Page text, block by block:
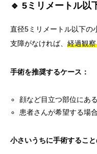
🔹 5ミリメートル以
直径5ミリメートル以下の
支障がなければ、 経過観
手術を推奨するケース：
顔など目立つ部位にあ
患者さんが希望する場合
小さいうちに手術すること